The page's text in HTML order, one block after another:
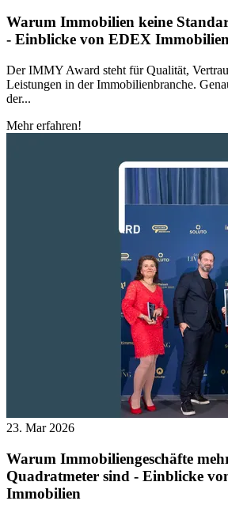
Warum Immobilien keine
- Einblicke von EDEX
Der IMMY Award steht für Qualität,
Leistungen in der Immobilienbranche.
der...
Mehr erfahren!
23. Mar 2026
Warum Immobiliengeschäfte
Quadratmeter sind - Einblicke
Immobilien